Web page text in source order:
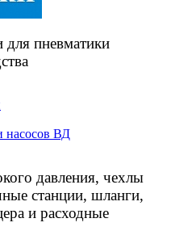
пневматики
насосов ВД
давления, чехлы
станции, шланги,
и расходные